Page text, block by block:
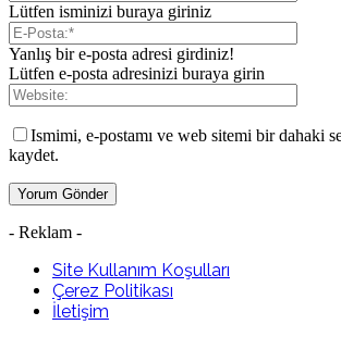
Lütfen isminizi buraya giriniz
Yanlış bir e-posta adresi girdiniz!
Lütfen e-posta adresinizi buraya girin
Ismimi, e-postamı ve web sitemi bir dahaki
kaydet.
- Reklam -
Site Kullanım Koşulları
Çerez Politikası
İletişim